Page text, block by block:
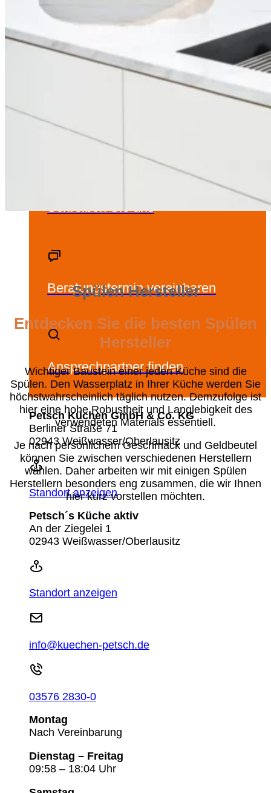
Wir beraten Sie!
Sprechen sie uns einfach an.
Für die optimale Beratung stehen wir Ihnen seit
über 30 Jahren mit Fachkompetenz, Rat und Tat
zur Seite. Zögern Sie nicht länger und rufen Sie
uns an, schreiben Sie uns eine Mail oder
kommen Sie persönlich in unserem
Küchenstudio vorbei. Jedes Erstgespräch ist für
Sie unverbindlich und kostenlos.
Beratungstermin vereinbaren
Ansprechpartner finden
Petsch Küchen GmbH & Co. KG
Berliner Straße 71
02943 Weißwasser/Oberlausitz
Standort anzeigen
Petsch´s Küche aktiv
An der Ziegelei 1
02943 Weißwasser/Oberlausitz
Standort anzeigen
info@kuechen-petsch.de
03576 2830-0
Montag
Nach Vereinbarung
Dienstag – Freitag
09:58 – 18:04 Uhr
Spülen Hersteller
Entdecken Sie die besten Spülen
Hersteller
Wichtiger Baustein einer jeden Küche sind die
Spülen. Den Wasserplatz in Ihrer Küche werden Sie
höchstwahrscheinlich täglich nutzen. Demzufolge ist
hier eine hohe Robustheit und Langlebigkeit des
verwendeten Materials essentiell.
Je nach persönlichem Geschmack und Geldbeutel
können Sie zwischen verschiedenen Herstellern
wählen. Daher arbeiten wir mit einigen Spülen
Herstellern besonders eng zusammen, die wir Ihnen
hier kurz vorstellen möchten.